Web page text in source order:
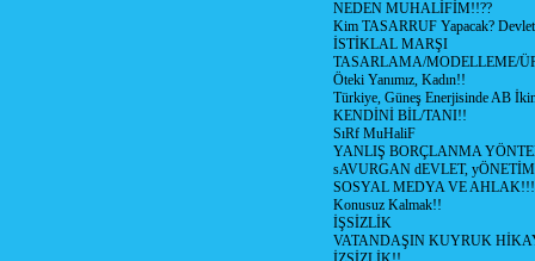
NEDEN MUHALİFİM!!??
Kim TASARRUF Yapacak? Devlet
İSTİKLAL MARŞI
TASARLAMA/MODELLEME/
Öteki Yanımız, Kadın!!
Türkiye, Güneş Enerjisinde AB
KENDİNİ BİL/TANI!!
SıRf MuHaliF
YANLIŞ BORÇLANMA
sAVURGAN dEVLET,
SOSYAL MEDYA VE AHLAK!!!
Konusuz Kalmak!!
İŞSİZLİK
VATANDAŞIN KUYRUK